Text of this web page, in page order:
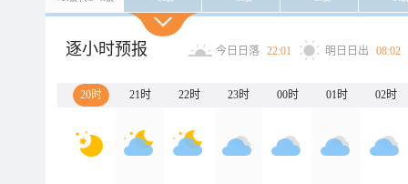
逐小时预报 今日日落 22:01 明日日出 08:02
20时 21时 22时 23时 00时 01时 02时